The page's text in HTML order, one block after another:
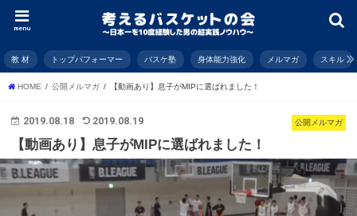
menu
教 材 トップパフォーマー バスケ塾 身体能力強化 メルマガ スキル
HOME 公開メルマガ 【動画あり】息子がMIPに選ばれました！
公開メルマガ
2019.08.18 2019.08.19
【動画あり】息子がMIPに選ばれました！